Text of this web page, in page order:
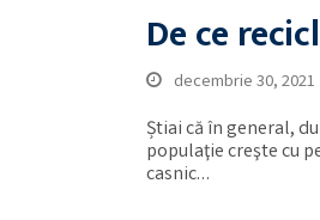
De ce
decembrie 30, 2021
Știai că în general,
populaţie creşte cu
casnic…